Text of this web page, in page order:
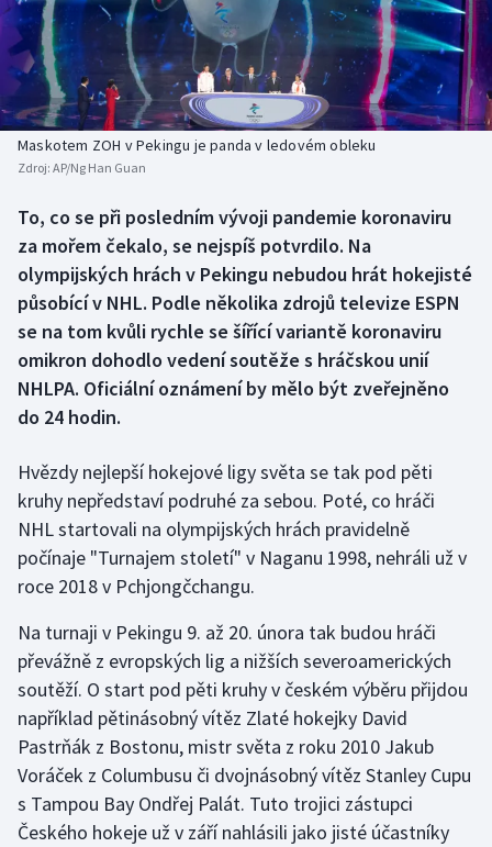
Atletika
Baseball a softbal
Basketbal
Boby a skeleton
Box
Curling
Cyklistika
Dostihy
Florbal
Futsal
Gymnastika
Házená
Jezdectví
Judo
Soutěže
Historické návraty
Aplikace ČT sport
Maskotem ZOH v Pekingu je panda v ledovém obleku
Zdroj: AP/Ng Han Guan
To, co se při posledním vývoji pandemie koronaviru
za mořem čekalo, se nejspíš potvrdilo. Na
olympijských hrách v Pekingu nebudou hrát hokejisté
působící v NHL. Podle několika zdrojů televize ESPN
se na tom kvůli rychle se šířící variantě koronaviru
omikron dohodlo vedení soutěže s hráčskou unií
NHLPA. Oficiální oznámení by mělo být zveřejněno
do 24 hodin.
Hvězdy nejlepší hokejové ligy světa se tak pod pěti
kruhy nepředstaví podruhé za sebou. Poté, co hráči
NHL startovali na olympijských hrách pravidelně
počínaje "Turnajem století" v Naganu 1998, nehráli už v
roce 2018 v Pchjongčchangu.
Na turnaji v Pekingu 9. až 20. února tak budou hráči
převážně z evropských lig a nižších severoamerických
soutěží. O start pod pěti kruhy v českém výběru přijdou
například pětinásobný vítěz Zlaté hokejky David
Pastrňák z Bostonu, mistr světa z roku 2010 Jakub
Voráček z Columbusu či dvojnásobný vítěz Stanley Cupu
s Tampou Bay Ondřej Palát. Tuto trojici zástupci
Českého hokeje už v září nahlásili jako jisté účastníky